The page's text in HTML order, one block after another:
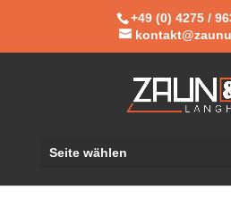
+49 (0) 4275 /
Seite wählen